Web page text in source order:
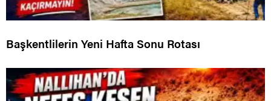
Başkentlilerin Yeni Hafta Sonu Rotası